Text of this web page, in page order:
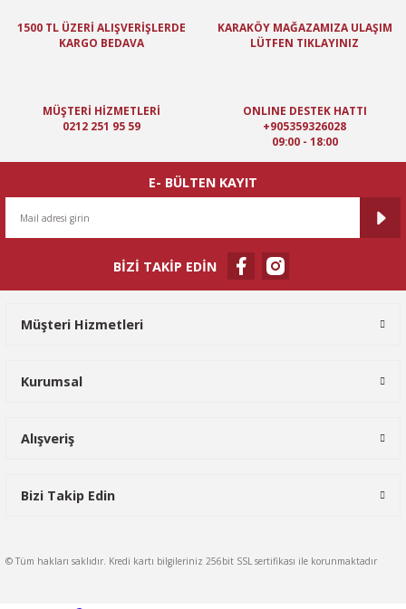
Ürün resmi kalitesiz, bozuk veya görüntülenemiyor.
Ürün bilgilerinde hatalar bulunuyor.
Ürün fiyatı diğer sitelerden daha pahalı.
Gönder
1500 TL ÜZERİ ALIŞVERİŞLERDE
KARGO BEDAVA
KARAKÖY MAĞAZAMIZA ULAŞIM
LÜTFEN TIKLAYINIZ
MÜŞTERİ HİZMETLERİ
0212 251 95 59
ONLINE DESTEK HATTI
+905359326028
09:00 - 18:00
E- BÜLTEN KAYIT
BİZİ TAKİP EDİN
Müşteri Hizmetleri
Kurumsal
Alışveriş
Bizi Takip Edin
© Tüm hakları saklıdır. Kredi kartı bilgileriniz 256bit SSL sertifikası ile korunmaktadır